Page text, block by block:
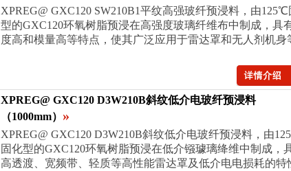
XPREG@ GXC120 SW210B1平纹高强玻纤预浸料，由125℃
型的GXC120环氧树脂预浸在高强度玻璃纤维布中制成，具
度高和模量高等特点，使其广泛应用于雷达罩和无人剂机身
XPREG@ GXC120 D3W210B斜纹低介电玻纤预浸料
（1000mm） »
XPREG@ GXC120 D3W210B斜纹低介电玻纤预浸料，由
固化型的GXC120环氧树脂预浸在低介镪璩璃绛维中制成，
高透渡、宽频带、轻质等高性能雷达罩及低介电电损耗的特